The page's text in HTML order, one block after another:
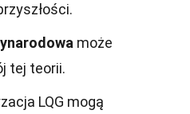
może
tej teorii.
LQG mogą